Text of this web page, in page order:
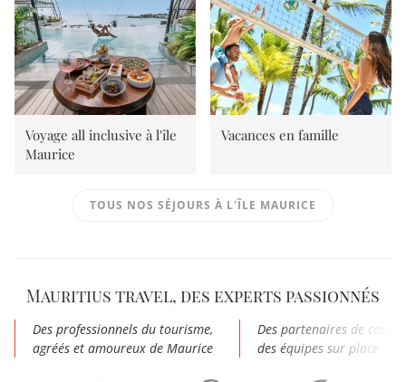
Voyage all inclusive à l'île
Maurice
Vacances en famille
TOUS NOS SÉJOURS À L'ÎLE MAURICE
Mauritius travel, des experts passionnés
Des professionnels du tourisme,
agréés et amoureux de Maurice
Des partenaires de
des équipes sur place